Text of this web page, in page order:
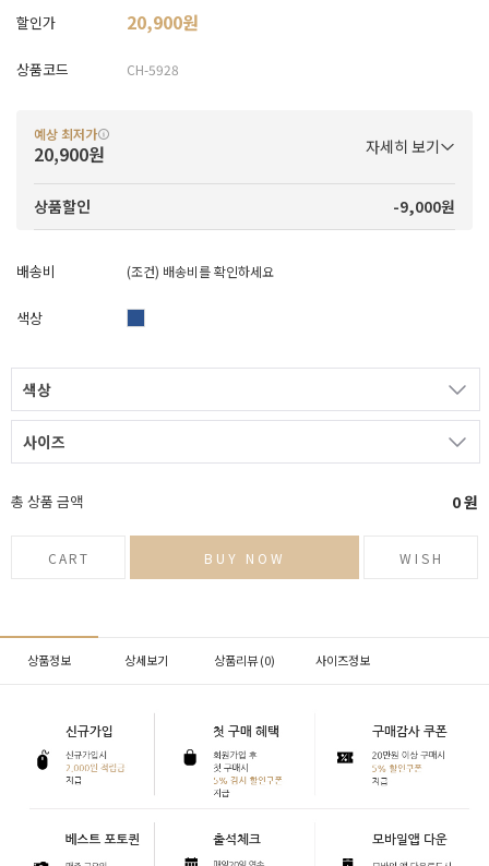
할인가 20,900원
상품코드 CH-5928
예상 최저가
20,900원 자세히 보기
상품할인 -9,000원
배송비 (조건) 배송비를 확인하세요
색상
색상
사이즈
총 상품 금액 0원
CART BUY NOW WISH
상품정보 상세보기 상품리뷰 (0) 사이즈정보